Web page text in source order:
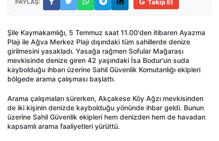
PAYLAŞ: Takip Et
Şile Kaymakamlığı, 5 Temmuz saat 11.00'den itibaren Ayazma
Plajı ile Ağva Merkez Plajı dışındaki tüm sahillerde denize
girilmesini yasakladı. Yasağa rağmen Sofular Mağarası
mevkisinde denize giren 42 yaşındaki İsa Bodur'un suda
kaybolduğu ihbarı üzerine Sahil Güvenlik Komutanlığı ekipleri
bölgede arama çalışması başlattı.
Arama çalışmaları sürerken, Akçakese Köy Ağzı mevkisinden
de iki kişinin denizde kaybolduğu yönünde ihbar geldi. Bunun
üzerine Sahil Güvenlik ekipleri hem denizden hem de havadan
kapsamlı arama faaliyetleri yürüttü.